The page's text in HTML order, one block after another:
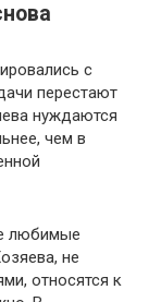
с
перестают
нуждаются
чем в
любимые
не
относятся к